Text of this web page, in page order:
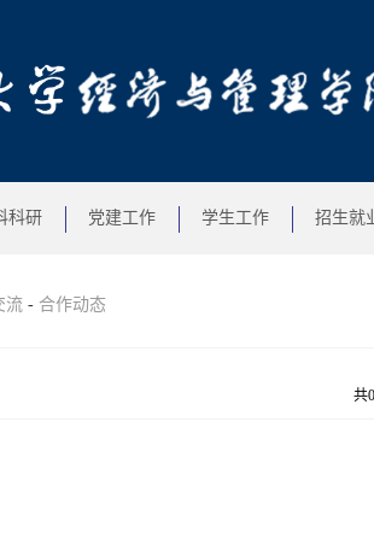
科研 党建工作 学生工作 招生就
流 - 合作动态
共